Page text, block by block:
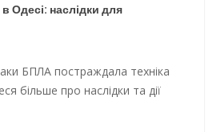
Одесі: наслідки для
БПЛА постраждала техніка
більше про наслідки та дії